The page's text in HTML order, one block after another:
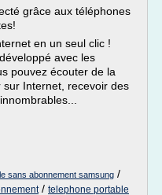
grâce aux téléphones
en un seul clic !
avec les
pouvez écouter de la
Internet, recevoir des
sans abonnement samsung /
/ telephone portable